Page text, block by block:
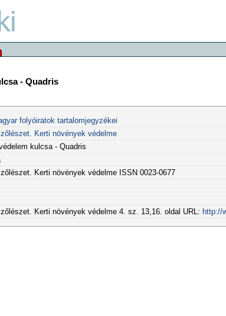
- Quadris
folyóiratok tartalomjegyzékei
Kerti növények védelme
kulcsa - Quadris
Kerti növények védelme ISSN 0023-0677
Kerti növények védelme 4. sz. 13,16. oldal URL: http://